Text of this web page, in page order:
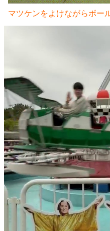
マツケンをよけながらボー